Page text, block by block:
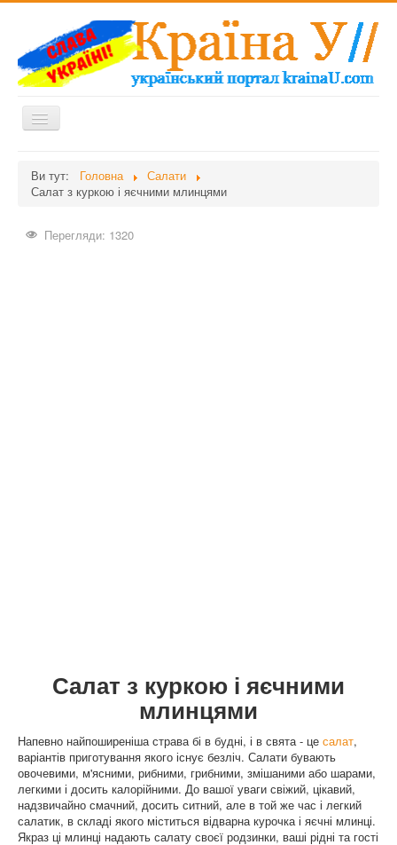
Перемикач
навігації
Дієти
Ви тут: Головна
Салати
Салат з куркою і яєчними млинцями
Перегляди: 1320
Салат з куркою і яєчними
млинцями
Напевно найпоширеніша страва бі в будні, і в свята - це салат,
варіантів приготування якого існує безліч. Салати бувають
овочевими, м'ясними, рибними, грибними, змішаними або шарами,
легкими і досить калорійними. До вашої уваги свіжий, цікавий,
надзвичайно смачний, досить ситний, але в той же час і легкий
салатик, в складі якого міститься відварна курочка і яєчні млинці.
Якраз ці млинці надають салату своєї родзинки, ваші рідні та гості